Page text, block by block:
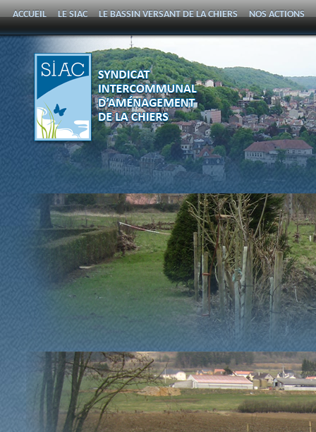
ACCUEIL LE SIAC LE BASSIN VERSANT DE LA CHIERS NOS ACTIONS
PROGRAMME PLURIANNUEL D’ENTRETIEN DE LA CHIERS
SYNDICAT
INTERCOMMUNAL
D'AMÉNAGEMENT DE LA
CHIERS